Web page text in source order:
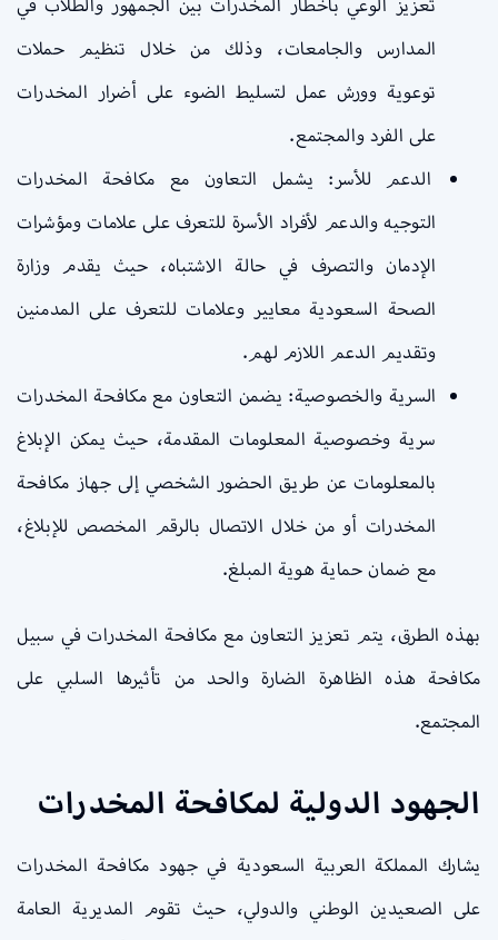
تعزيز الوعي بأخطار المخدرات بين الجمهور والطلاب في
المدارس والجامعات، وذلك من خلال تنظيم حملات
توعوية وورش عمل لتسليط الضوء على أضرار المخدرات
على الفرد والمجتمع.
الدعم للأسر: يشمل التعاون مع مكافحة المخدرات
التوجيه والدعم لأفراد الأسرة للتعرف على علامات ومؤشرات
الإدمان والتصرف في حالة الاشتباه، حيث يقدم وزارة
الصحة السعودية معايير وعلامات للتعرف على المدمنين
وتقديم الدعم اللازم لهم.
السرية والخصوصية: يضمن التعاون مع مكافحة المخدرات
سرية وخصوصية المعلومات المقدمة، حيث يمكن الإبلاغ
بالمعلومات عن طريق الحضور الشخصي إلى جهاز مكافحة
المخدرات أو من خلال الاتصال بالرقم المخصص للإبلاغ،
مع ضمان حماية هوية المبلغ.
بهذه الطرق، يتم تعزيز التعاون مع مكافحة المخدرات في سبيل
مكافحة هذه الظاهرة الضارة والحد من تأثيرها السلبي على
المجتمع.
الجهود الدولية لمكافحة المخدرات
يشارك المملكة العربية السعودية في جهود مكافحة المخدرات
على الصعيدين الوطني والدولي، حيث تقوم المديرية العامة